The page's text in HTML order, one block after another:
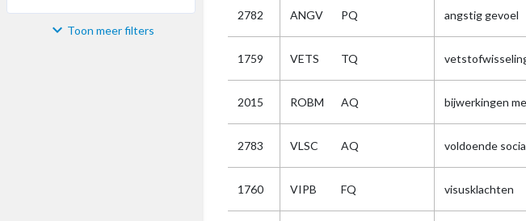
Materiaal Toon meer filters
2782 ANGV PQ angstig gevoel
1759 VETS TQ
2015 ROBM AQ bijwerkingen
2783 VLSC AQ voldoende
1760 VIPB FQ visusklachten